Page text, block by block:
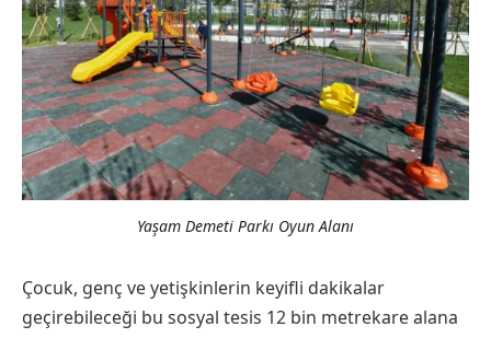
Yaşam Demeti Parkı Oyun Alanı
Çocuk, genç ve yetişkinlerin keyifli dakikalar
geçirebileceği bu sosyal tesis 12 bin metrekare alana